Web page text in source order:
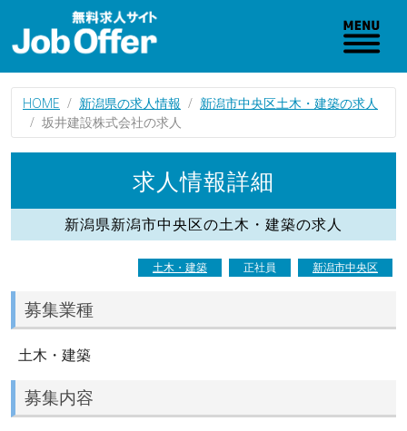
HOME 新潟県の求人情報
新潟市中央区土木・建築の求人
坂井建設株式会社の求人
求人情報詳細
新潟県新潟市中央区の土木・建築の求人
土木・建築 正社員 新潟市中央区
募集業種
土木・建築
募集内容